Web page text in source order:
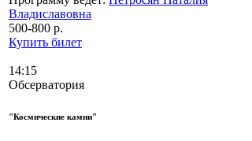
Владиславовна
500-800 р.
Купить билет
14:15
Обсерватория
"Космические камни"